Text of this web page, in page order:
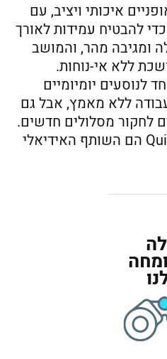
איכותי ויציב, עם
להבטיח עמידות לאורך
ומגיבה מהר, והמושב
ללא אי-נוחות.
לנוסעים יומיומיים
ללא מאמץ, אבל גם
לחקור מסלולים חדשים.
בקיצור, Quicker 48V 10HA הם השותף האידיאלי